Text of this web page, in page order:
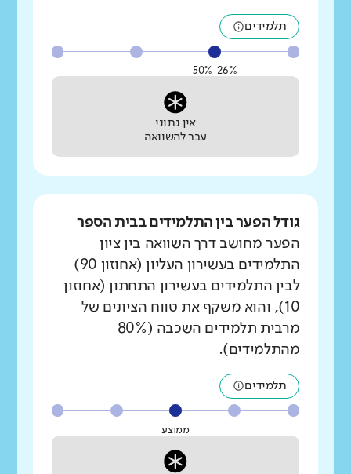
תלמידים
26%-50%
אין נתוני
עבר להשוואה
גודל הפער בין התלמידים בבית הספר
הפער מחושב דרך השוואה בין ציון
התלמידים בעשירון העליון (אחוזון 90)
לבין התלמידים בעשירון התחתון (אחוזון
10), והוא משקף את טווח הציונים של
מרבית תלמידים השכבה (80%
מהתלמידים).
תלמידים
ממוצע